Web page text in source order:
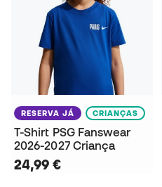
RESERVA JÁ CRIANÇAS
T-Shirt PSG Fanswear
2026-2027 Criança
24,99 €